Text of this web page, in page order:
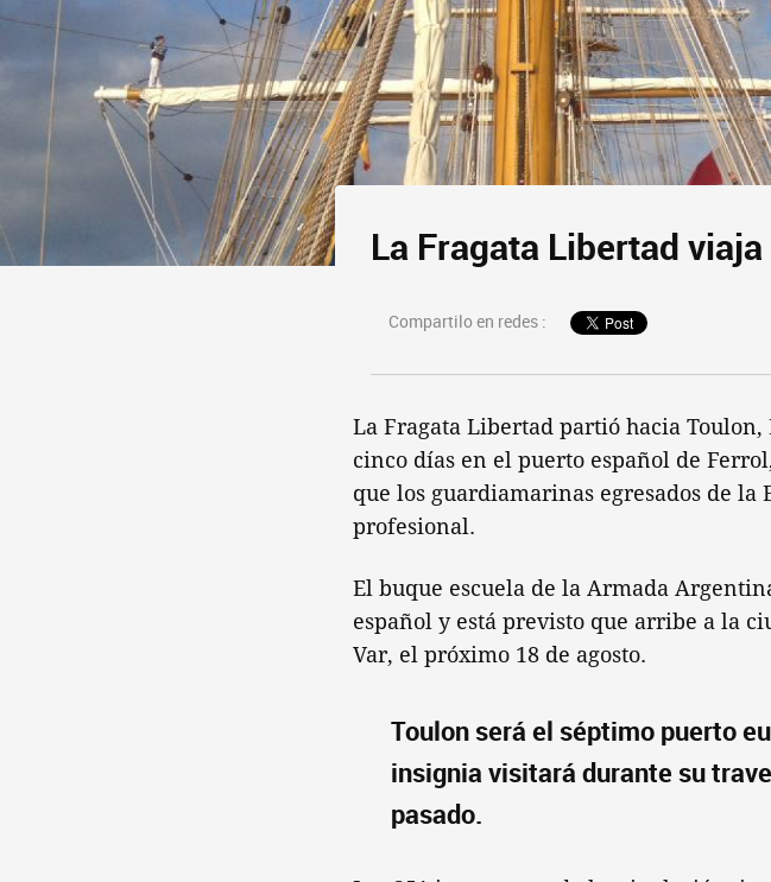
La Fragata Libertad
Compartilo en redes :
La Fragata Libertad partió hacia
cinco días en el puerto español de
que los guardiamarinas egresados de
profesional.
El buque escuela de la Armada
español y está previsto que arribe a la
Var, el próximo 18 de agosto.
Toulon será el séptimo puerto
insignia visitará durante su
pasado.